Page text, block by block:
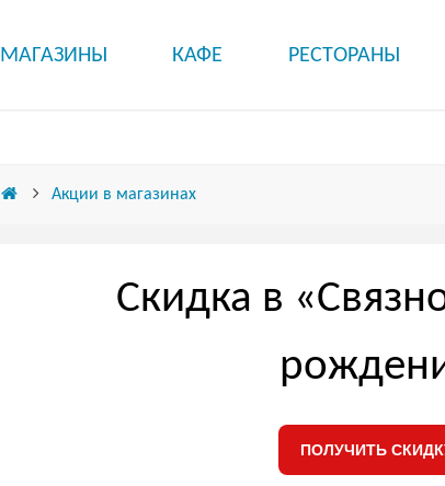
МАГАЗИНЫ КАФЕ РЕСТОРАНЫ
Акции в магазинах
Скидка в
ПОЛУЧИТЬ